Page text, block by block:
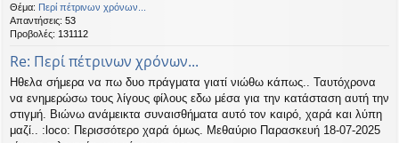
Θέμα: Περί πέτρινων χρόνων...
Απαντήσεις: 53
Προβολές: 131112
Re: Περί πέτρινων χρόνων...
Ηθελα σήμερα να πω δυο πράγματα γιατί νιώθω κάπως.. Ταυτόχρονα
να ενημερώσω τους λίγους φίλους εδω μέσα για την κατάσταση αυτή την
στιγμή. Βιώνω ανάμεικτα συναισθήματα αυτό τον καιρό, χαρά και λύπη
μαζί.. :loco: Περισσότερο χαρά όμως. Μεθαύριο Παρασκευή 18-07-2025